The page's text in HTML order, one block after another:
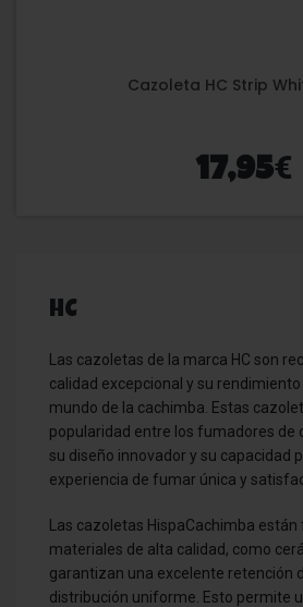
Cazoleta HC Strip
17,95€
HC
Las cazoletas de la marca HC son
calidad excepcional y su rendimiento
mundo de la cachimba. Estas
popularidad entre los fumadores de
su diseño innovador y su capacidad
experiencia de fumar única y
Las cazoletas HispaCachimba
materiales de alta calidad, como
garantizan una excelente retención
distribución uniforme. Esto permite